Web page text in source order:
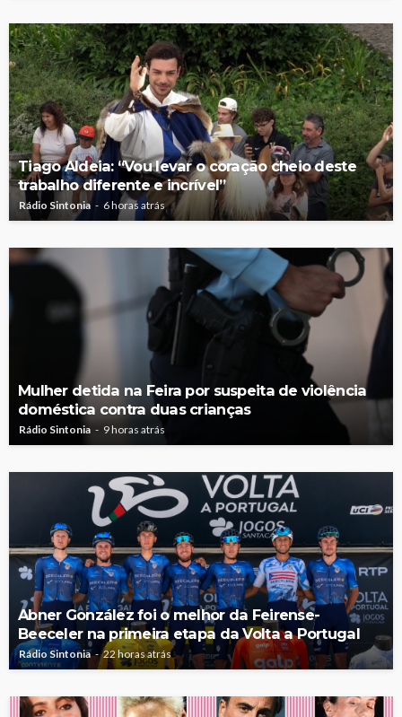
Tiago Aldeia: “Vou levar o coração cheio deste
trabalho diferente e incrível”
Rádio Sintonia 6 horas atrás
Mulher detida na Feira por suspeita de violência
doméstica contra duas crianças
Rádio Sintonia 9 horas atrás
Abner González foi o melhor da Feirense-
Beeceler na primeira etapa da Volta a Portugal
Rádio Sintonia 22 horas atrás